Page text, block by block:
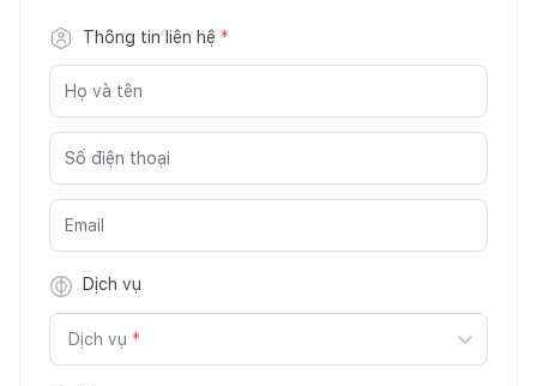
Thông tin liên hệ *
Dịch vụ
Dịch vụ *